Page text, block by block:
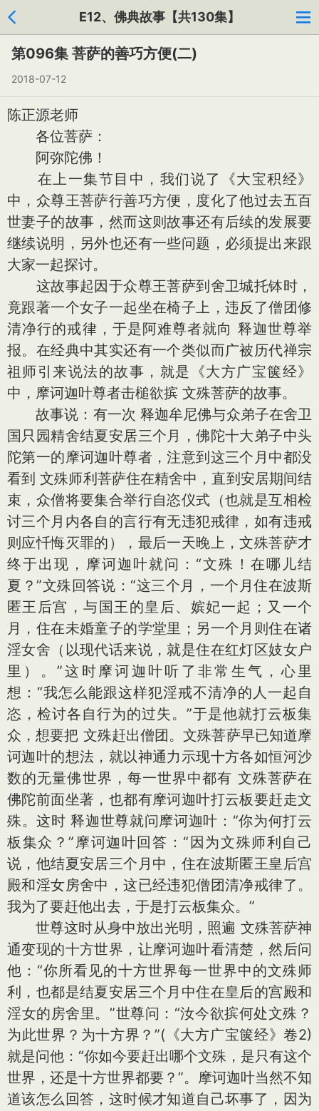
E12、佛典故事【共130集】
第096集 菩萨的善巧方便(二)
2018-07-12
陈正源老师
各位菩萨：
阿弥陀佛！
在上一集节目中，我们说了《大宝积经》
中，众尊王菩萨行善巧方便，度化了他过去五百
世妻子的故事，然而这则故事还有后续的发展要
继续说明，另外也还有一些问题，必须提出来跟
大家一起探讨。
这故事起因于众尊王菩萨到舍卫城托钵时，
竟跟著一个女子一起坐在椅子上，违反了僧团修
清净行的戒律，于是阿难尊者就向 释迦世尊举
报。在经典中其实还有一个类似而广被历代禅宗
祖师引来说法的故事，就是《大方广宝箧经》
中，摩诃迦叶尊者击槌欲摈 文殊菩萨的故事。
故事说：有一次 释迦牟尼佛与众弟子在舍卫
国只园精舍结夏安居三个月，佛陀十大弟子中头
陀第一的摩诃迦叶尊者，注意到这三个月中都没
看到 文殊师利菩萨住在精舍中，直到安居期间结
束，众僧将要集合举行自恣仪式（也就是互相检
讨三个月内各自的言行有无违犯戒律，如有违戒
则应忏悔灭罪的），最后一天晚上，文殊菩萨才
终于出现，摩诃迦叶就问：“文殊！在哪儿结
夏？”文殊回答说：“这三个月，一个月住在波斯
匿王后宫，与国王的皇后、嫔妃一起；又一个
月，住在未婚童子的学堂里；另一个月则住在诸
淫女舍（以现代话来说，就是住在红灯区妓女户
里）。”这时摩诃迦叶听了非常生气，心里
想：“我怎么能跟这样犯淫戒不清净的人一起自
恣，检讨各自行为的过失。”于是他就打云板集
众，想要把 文殊赶出僧团。文殊菩萨早已知道摩
诃迦叶的想法，就以神通力示现十方各如恒河沙
数的无量佛世界，每一世界中都有 文殊菩萨在
佛陀前面坐著，也都有摩诃迦叶打云板要赶走文
殊。这时 释迦世尊就问摩诃迦叶：“你为何打云
板集众？”摩诃迦叶回答：“因为文殊师利自己
说，他结夏安居三个月中，住在波斯匿王皇后宫
殿和淫女房舍中，这已经违犯僧团清净戒律了。
我为了要赶他出去，于是打云板集众。”
世尊这时从身中放出光明，照遍 文殊菩萨神
通变现的十方世界，让摩诃迦叶看清楚，然后问
他：“你所看见的十方世界每一世界中的文殊师
利，也都是结夏安居三个月中住在皇后的宫殿和
淫女的房舍里。”世尊问：“汝今欲摈何处文殊？
为此世界？为十方界？”(《大方广宝箧经》卷2)
就是问他：“你如今要赶出哪个文殊，是只有这个
世界，还是十方世界都要？”。摩诃迦叶当然不知
道该怎么回答，这时候才知道自己坏事了，因为